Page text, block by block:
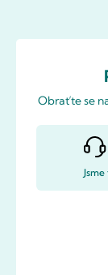
Obraťte se